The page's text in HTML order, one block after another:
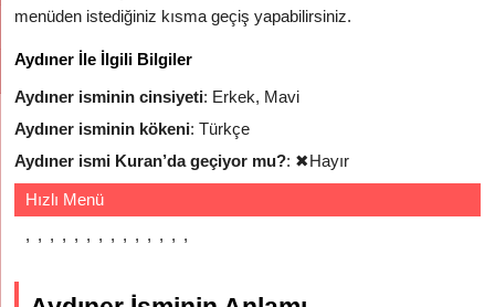
menüden istediğiniz kısma geçiş yapabilirsiniz.
Aydıner İle İlgili Bilgiler
Aydıner isminin cinsiyeti: Erkek, Mavi
Aydıner isminin kökeni: Türkçe
Aydıner ismi Kuran’da geçiyor mu?: ✖Hayır
Hızlı Menü